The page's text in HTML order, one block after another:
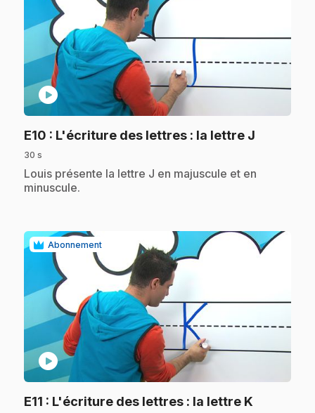
play_circle
E10 : L'écriture des lettres : la lettre J
30 s
.Louis présente la lettre J en majuscule et en
minuscule.
Abonnement
play_circle
E11 : L'écriture des lettres : la lettre K